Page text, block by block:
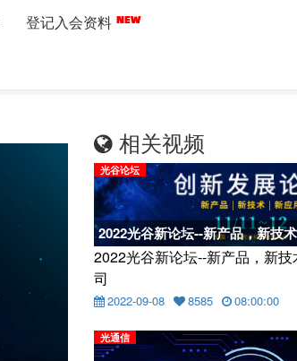
登记入会资料
相关视频
光谷论坛
2022光谷新论坛--新产品，新技
2022光谷新论坛--新产品，新
司
2022-09-08 8585 08:00:00
光通信